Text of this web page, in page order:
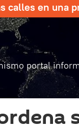
calles en una
portal